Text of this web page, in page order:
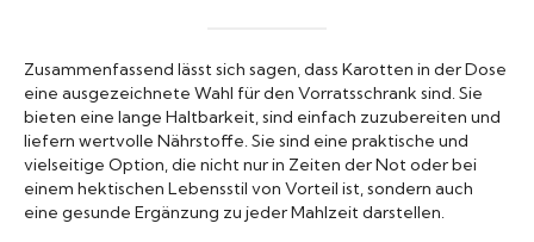
Zusammenfassend lässt sich sagen, dass Karotten in der Dose
eine ausgezeichnete Wahl für den Vorratsschrank sind. Sie
bieten eine lange Haltbarkeit, sind einfach zuzubereiten und
liefern wertvolle Nährstoffe. Sie sind eine praktische und
vielseitige Option, die nicht nur in Zeiten der Not oder bei
einem hektischen Lebensstil von Vorteil ist, sondern auch
eine gesunde Ergänzung zu jeder Mahlzeit darstellen.